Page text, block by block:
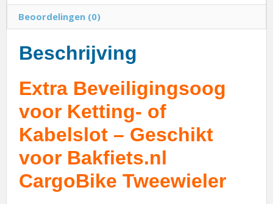
Beoordelingen (0)
Beschrijving
Extra Beveiligingsoog
voor Ketting- of
Kabelslot – Geschikt
voor Bakfiets.nl
CargoBike Tweewieler